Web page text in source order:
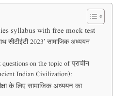
syllabus with free mock test
सीटीईटी 2023′ सामाजिक अध्ययन
on the topic of प्राचीन
Indian Civilization):
के लिए सामाजिक अध्ययन का